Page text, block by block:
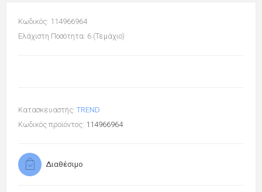
Κωδικός: 114966964
Ελάχιστη Ποσότητα: 6 (Τεμάχιο)
Κατασκευαστής: TREND
Κωδικός προϊόντος: 114966964
Διαθέσιμο